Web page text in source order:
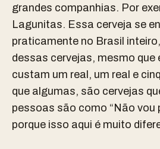
grandes companhias. Por
Lagunitas. Essa cerveja se
praticamente no Brasil
dessas cervejas, mesmo que
custam um real, um real e
que algumas, são cervejas
pessoas são como “Não vou
porque isso aqui é muito